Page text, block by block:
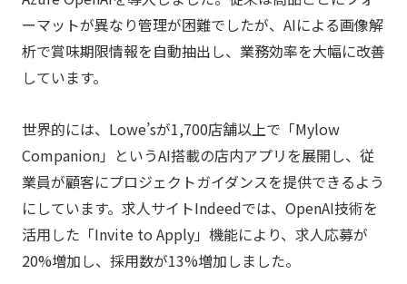
ーマットが異なり管理が困難でしたが、AIによる画像解
析で賞味期限情報を自動抽出し、業務効率を大幅に改善
しています。
世界的には、Lowe’sが1,700店舗以上で「Mylow
Companion」というAI搭載の店内アプリを展開し、従
業員が顧客にプロジェクトガイダンスを提供できるよう
にしています。求人サイトIndeedでは、OpenAI技術を
活用した「Invite to Apply」機能により、求人応募が
20%増加し、採用数が13%増加しました。